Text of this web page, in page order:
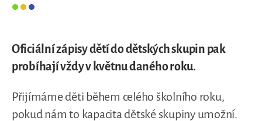
Oficiální zápisy dětí do dětských skupin pak
probíhají vždy v květnu daného roku.
Přijímáme děti během celého školního roku,
pokud nám to kapacita dětské skupiny umožní.